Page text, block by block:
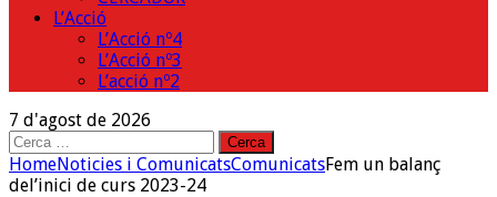
L’Acció
L’Acció nº4
L’Acció nº3
L’acció nº2
7 d'agost de 2026
Cerca:
HomeNoticies i ComunicatsComunicatsFem un balanç
del’inici de curs 2023-24